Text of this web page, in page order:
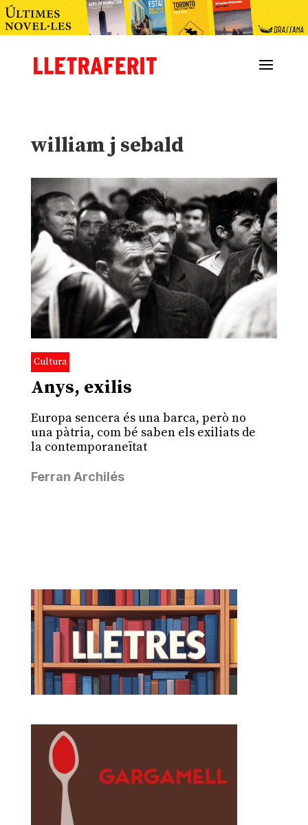
william j sebald
Cultura
Anys, exilis
Europa sencera és una barca, però no
una pàtria, com bé saben els exiliats de
la contemporaneïtat
Ferran Archilés